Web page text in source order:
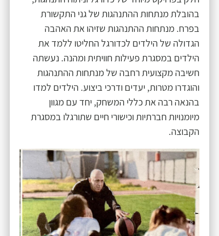
בהובלת מנתחות ההתנהגות של גני התקשורת
בפרח. מנתחות ההתנהגות שזיהו את האהבה
הגדולה של הילדים לכדורגל החליטו ללמד את
הילדים במסגרת פעילות חוויתית ומהנה. נעשתה
חשיבה מקצועית רחבה של מנתחות ההתנהגות
והוגדרו מטרות, יעדים ודרכי ביצוע. הילדים למדו
בהנאה רבה את כללי המשחק, יחד עם מגוון
מיומנויות חברתיות וכישורי חיים שתורגלו במסגרת
הקבוצה.